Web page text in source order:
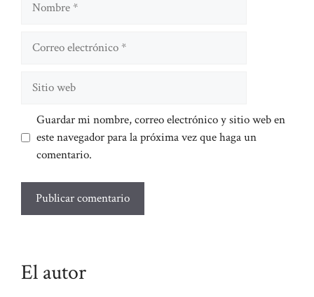
Guardar mi nombre, correo electrónico y sitio web en
este navegador para la próxima vez que haga un
comentario.
El autor